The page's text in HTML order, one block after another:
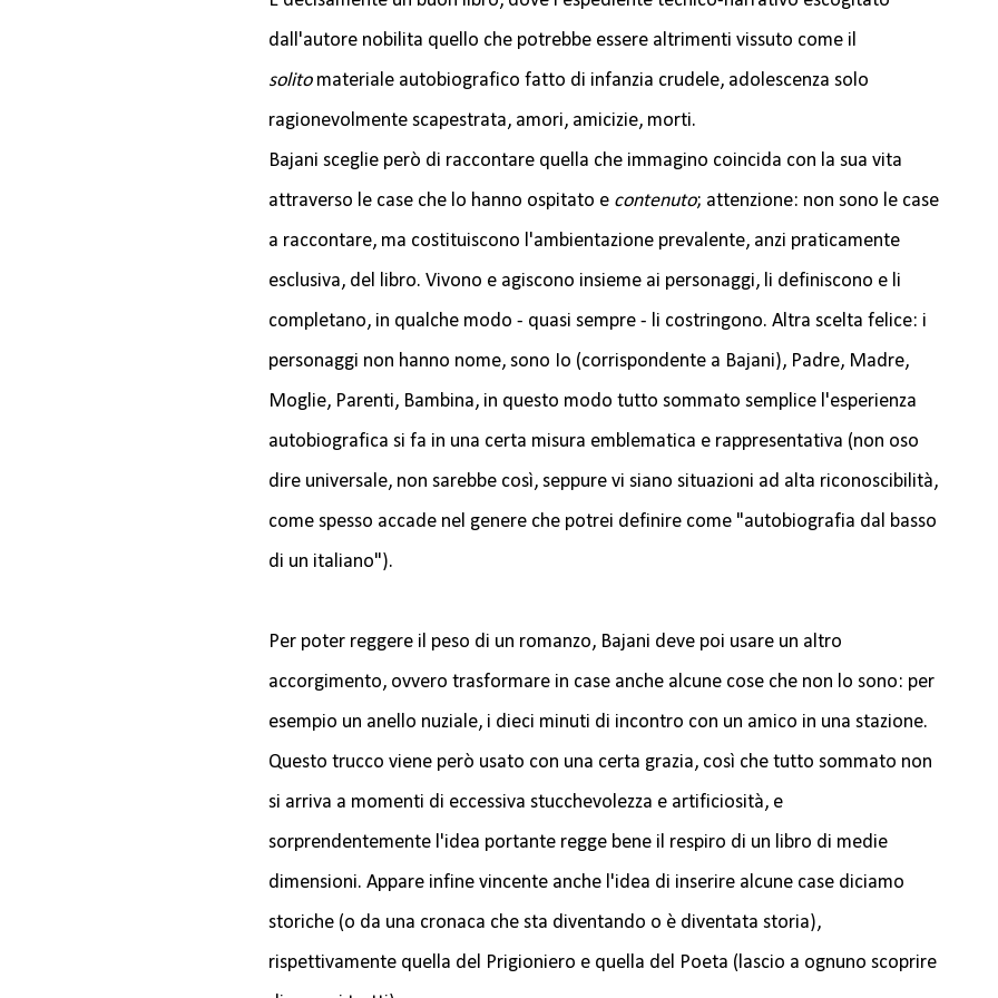
dall'autore nobilita quello che potrebbe essere altrimenti vissuto come il
solitomateriale autobiografico fatto di infanzia crudele, adolescenza solo
ragionevolmente scapestrata, amori, amicizie, morti.
Bajani sceglie però di raccontare quella che immagino coincida con la sua vita
attraverso le case che lo hanno ospitato e contenuto; attenzione: non sono le case
a raccontare, ma costituiscono l'ambientazione prevalente, anzi praticamente
esclusiva, del libro. Vivono e agiscono insieme ai personaggi, li definiscono e li
completano, in qualche modo - quasi sempre - li costringono. Altra scelta felice: i
personaggi non hanno nome, sono Io (corrispondente a Bajani), Padre, Madre,
Moglie, Parenti, Bambina, in questo modo tutto sommato semplice l'esperienza
autobiografica si fa in una certa misura emblematica e rappresentativa (non oso
dire universale, non sarebbe così, seppure vi siano situazioni ad alta riconoscibilità,
come spesso accade nel genere che potrei definire come "autobiografia dal basso
di un italiano").
Per poter reggere il peso di un romanzo, Bajani deve poi usare un altro
accorgimento, ovvero trasformare in case anche alcune cose che non lo sono: per
esempio un anello nuziale, i dieci minuti di incontro con un amico in una stazione.
Questo trucco viene però usato con una certa grazia, così che tutto sommato non
si arriva a momenti di eccessiva stucchevolezza e artificiosità, e
sorprendentemente l'idea portante regge bene il respiro di un libro di medie
dimensioni. Appare infine vincente anche l'idea di inserire alcune case diciamo
storiche (o da una cronaca che sta diventando o è diventata storia),
rispettivamente quella del Prigioniero e quella del Poeta (lascio a ognuno scoprire